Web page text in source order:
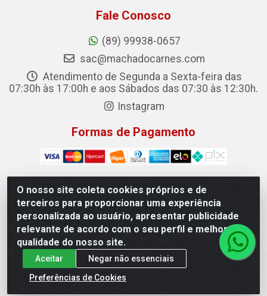
O nosso site coleta cookies próprios e de
terceiros para proporcionar uma experiência
personalizada ao usuário, apresentar publicidade
relevante de acordo com o seu perfil e melhorar a
qualidade do nosso site.
Aceitar
Negar não essenciais
Preferências de Cookies
Fale Conosco
(89) 99938-0657
sac@machadocarnes.com
Atendimento de Segunda a Sexta-feira das
07:30h às 17:00h e aos Sábados das 07:30 às 12:30h.
Instagram
Formas de Pagamento
Machado Carnes Distribuidora de Alimentos LTDA -
Logradouro: Avenida Candido Aleixo, 148 - Centro - Oeiras/PI
- CEP 64.500-000 - 31.391.008/0001-50